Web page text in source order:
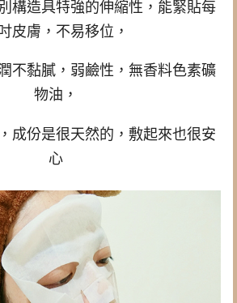
構造具特強的伸縮性，能緊貼每
皮膚，不易移位，
不黏膩，弱鹼性，無香料色素礦
物油，
成份是很天然的，敷起來也很安
心